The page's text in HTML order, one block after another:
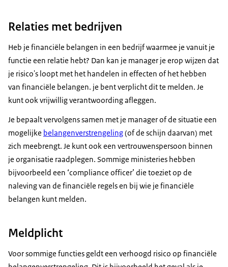
Relaties met bedrijven
Heb je financiële belangen in een bedrijf waarmee je vanuit je
functie een relatie hebt? Dan kan je manager je erop wijzen dat
je risico's loopt met het handelen in effecten of het hebben
van financiële belangen. je bent verplicht dit te melden. Je
kunt ook vrijwillig verantwoording afleggen.
Je bepaalt vervolgens samen met je manager of de situatie een
mogelijke belangenverstrengeling(of de schijn daarvan) met
zich meebrengt. Je kunt ook een vertrouwenspersoon binnen
je organisatie raadplegen. Sommige ministeries hebben
bijvoorbeeld een ‘compliance officer’ die toeziet op de
naleving van de financiële regels en bij wie je financiële
belangen kunt melden.
Meldplicht
Voor sommige functies geldt een verhoogd risico op financiële